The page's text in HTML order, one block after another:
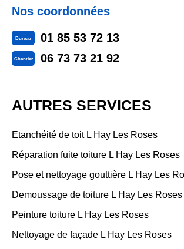
Nos coordonnées
Bureau 01 85 53 72 13
Chantier 06 73 73 21 92
AUTRES SERVICES
Etanchéité de toit L Hay Les Roses
Réparation fuite toiture L Hay Les Roses
Pose et nettoyage gouttière L Hay Les
Demoussage de toiture L Hay Les Roses
Peinture toiture L Hay Les Roses
Nettoyage de façade L Hay Les Roses